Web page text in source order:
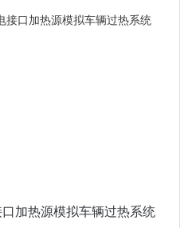
加热源模拟车辆过热系统